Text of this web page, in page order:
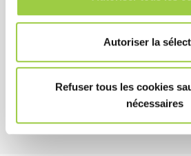
Autoriser la
Refuser tous les cookies
nécessaires
健康安全环境
无毒且无 CMR 物质
低环境影响
不燃